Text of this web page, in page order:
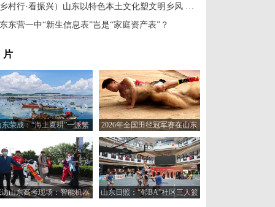
（乡村行·看振兴）山东以特色本土文化塑文明乡风 擦亮乡村幸福底色
东营一中“新生信息表”岂是“家庭资产表”？
片
东荣成：“海上夏耕”一派繁
2026年全国田径冠军赛在山东
日照举行
山东高考现场：智能机器
山东日照：“邻BA”社区三人篮